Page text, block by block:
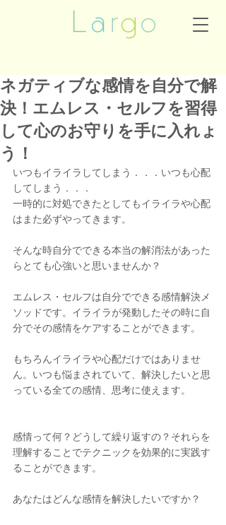
ネガティブな感情を自分で解
決！エムレス・セルフを習得
して心のお守りを手に入れょ
う！
いつもイライラしてしまう．．．いつも心配
してしまう．．．
一時的に対処できたとしてもイライラや心配
はまた必ずやってきます。
そんな時自分でできる本当の解消法があった
らとても心強いと思いませんか？
エムレス・セルフは自分でできる感情解決メ
ソッドです。イライラが発動したその時に自
分でその感情をケアすることができます。
もちろんイライラや心配だけではありませ
ん。いつも悩まされていて、解決したいと思
っている全ての感情、思考に使えます。
感情って何？どうして繰り返すの？それらを
理解することでテクニックを効果的に実践す
ることができます。
あなたはどんな感情を解決したいですか？